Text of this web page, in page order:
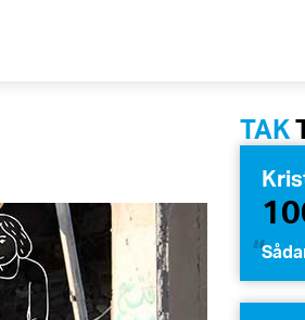
TAK